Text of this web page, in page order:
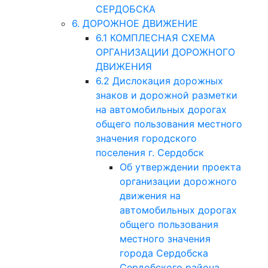
СЕРДОБСКА
6. ДОРОЖНОЕ ДВИЖЕНИЕ
6.1 КОМПЛЕСНАЯ СХЕМА
ОРГАНИЗАЦИИ ДОРОЖНОГО
ДВИЖЕНИЯ
6.2 Дислокация дорожных
знаков и дорожной разметки
на автомобильных дорогах
общего пользования местного
значения городского
поселения г. Сердобск
Об утверждении проекта
организации дорожного
движения на
автомобильных дорогах
общего пользования
местного значения
города Сердобска